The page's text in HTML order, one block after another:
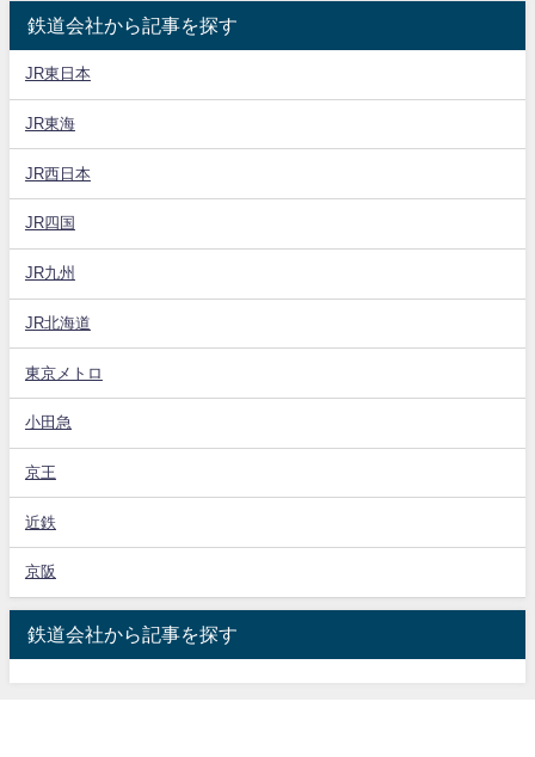
鉄道会社から記事を探す
JR東日本
JR東海
JR西日本
JR四国
JR九州
JR北海道
東京メトロ
小田急
京王
近鉄
京阪
鉄道会社から記事を探す